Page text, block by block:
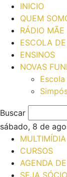
INICIO
QUEM
RÁDIO
ESCOLA
ENSINOS
NOVAS
Buscar
sábado, 8 de
MULTIMÍDIA
CURSOS
AGENDA
SEJA SÓCIO